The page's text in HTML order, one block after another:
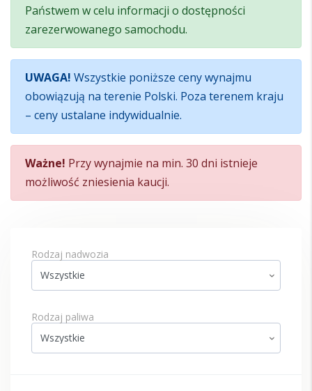
Państwem w celu informacji o dostępności
zarezerwowanego samochodu.
UWAGA! Wszystkie poniższe ceny wynajmu
obowiązują na terenie Polski. Poza terenem kraju
– ceny ustalane indywidualnie.
Ważne! Przy wynajmie na min. 30 dni istnieje
możliwość zniesienia kaucji.
Rodzaj nadwozia
Rodzaj paliwa